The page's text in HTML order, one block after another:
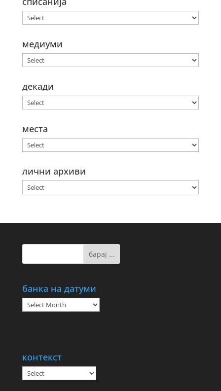
медиуми
декади
места
лични архиви
банка на датуми
банка
на
контекст